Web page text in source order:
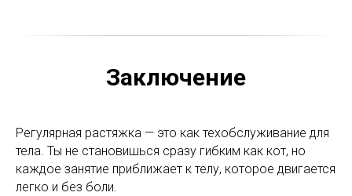
Заключение
Регулярная растяжка — это как техобслуживание для
тела. Ты не становишься сразу гибким как кот, но
каждое занятие приближает к телу, которое двигается
легко и без боли.